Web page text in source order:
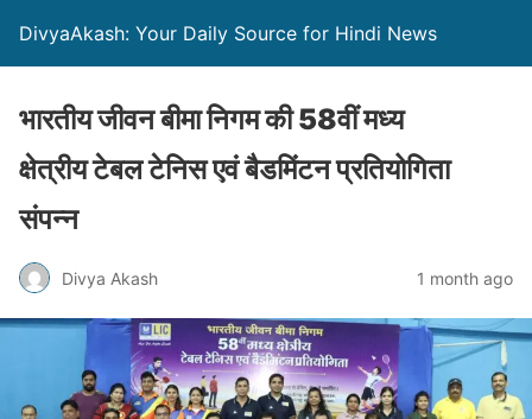
DivyaAkash: Your Daily Source for Hindi News
भारतीय जीवन बीमा निगम की 58वीं मध्य
क्षेत्रीय टेबल टेनिस एवं बैडमिंटन प्रतियोगिता
संपन्न
Divya Akash 1 month ago